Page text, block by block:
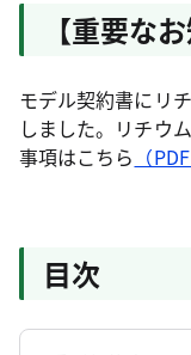
【重要な
モデル契約書にリ
しました。リチウ
事項はこちら （
目次